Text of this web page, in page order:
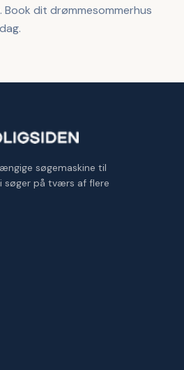
Book dit drømmesommerhus
søgemaskine til
søger på tværs af flere